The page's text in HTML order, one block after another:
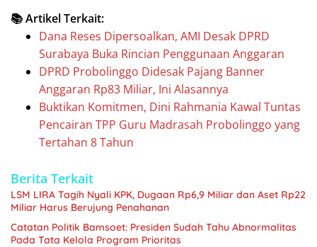
📚 Artikel Terkait:
Dana Reses Dipersoalkan, AMI Desak DPRD
Surabaya Buka Rincian Penggunaan Anggaran
DPRD Probolinggo Didesak Pajang Banner
Anggaran Rp83 Miliar, Ini Alasannya
Buktikan Komitmen, Dini Rahmania Kawal Tuntas
Pencairan TPP Guru Madrasah Probolinggo yang
Tertahan 8 Tahun
Berita Terkait
LSM LIRA Tagih Nyali KPK, Dugaan Rp6,9 Miliar dan Aset Rp22
Miliar Harus Berujung Penahanan
Catatan Politik Bamsoet: Presiden Sudah Tahu Abnormalitas
Pada Tata Kelola Program Prioritas